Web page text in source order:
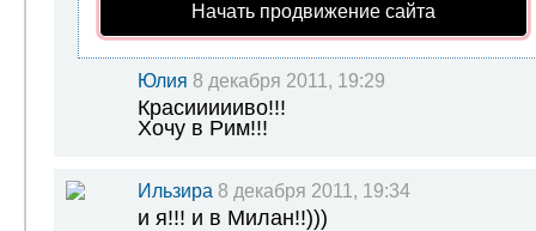
Начать продвижение сайта
Юлия 8 декабря 2011, 19:29
Красиииииво!!!
Хочу в Рим!!!
Ильзира 8 декабря 2011, 19:34
и я!!! и в Милан!!)))